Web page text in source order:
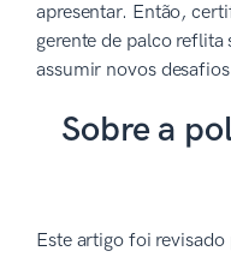
apresentar. Então,
gerente de palco
assumir novos
Sobre a
Este artigo foi